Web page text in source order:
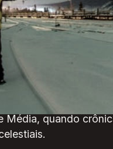
os povos siberianos
históricas de
foi um grupo de
Média, quando